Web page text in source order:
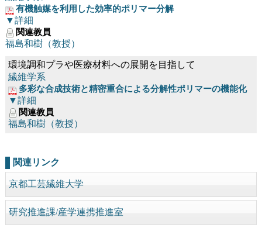
有機触媒を利用した効率的ポリマー分解
▼詳細
関連教員
福島和樹（教授）
環境調和プラや医療材料への展開を目指して
繊維学系
多彩な合成技術と精密重合による分解性ポリマーの機能化
▼詳細
関連教員
福島和樹（教授）
関連リンク
京都工芸繊維大学
研究推進課/産学連携推進室